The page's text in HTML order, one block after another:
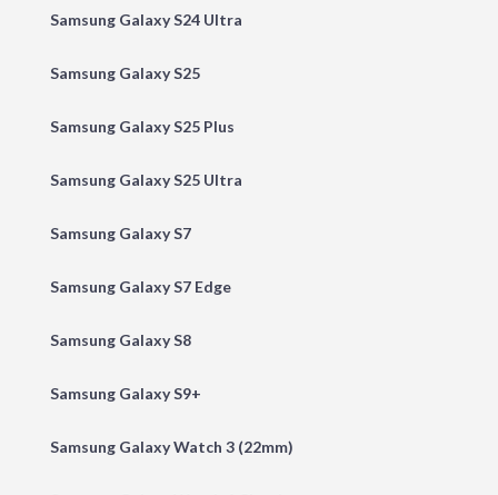
Samsung Galaxy S24 Ultra
Samsung Galaxy S25
Samsung Galaxy S25 Plus
Samsung Galaxy S25 Ultra
Samsung Galaxy S7
Samsung Galaxy S7 Edge
Samsung Galaxy S8
Samsung Galaxy S9+
Samsung Galaxy Watch 3 (22mm)